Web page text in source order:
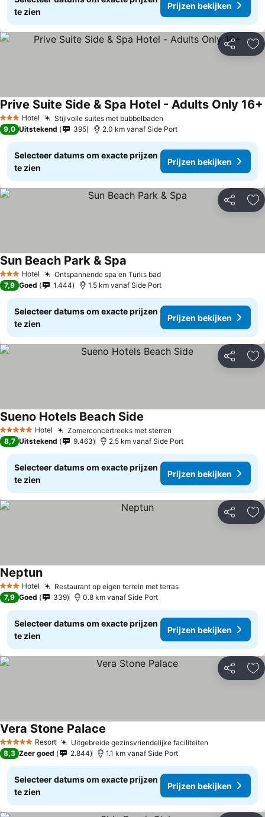
te zien
Prijzen bekijken
Delen
3 SterrenHotel Stijlvolle suites met bubbelbaden
Prive Suite Side & Spa Hotel - Adults Only 16+
9,0 Uitstekend 395 2.0 km vanaf Side Port
Selecteer datums om exacte prijzen
te zien
Prijzen bekijken
Delen
3 SterrenHotel Ontspannende spa en Turks bad
Sun Beach Park & Spa
7,9 Goed 1.444 1.5 km vanaf Side Port
Selecteer datums om exacte prijzen
te zien
Prijzen bekijken
Delen
5 Sterren Hotel Zomerconcertreeks met sterren
Sueno Hotels Beach Side
8,7 Uitstekend 9.463 2.5 km vanaf Side Port
Selecteer datums om exacte prijzen
te zien
Prijzen bekijken
Delen
3 SterrenHotel Restaurant op eigen terrein met terras
Neptun
7,9 Goed 339 0.8 km vanaf Side Port
Selecteer datums om exacte prijzen
te zien
Prijzen bekijken
Delen
5 Sterren Resort Uitgebreide gezinsvriendelijke faciliteiten
Vera Stone Palace
8,3 Zeer goed 2.844 1.1 km vanaf Side Port
Selecteer datums om exacte prijzen
te zien
Prijzen bekijken